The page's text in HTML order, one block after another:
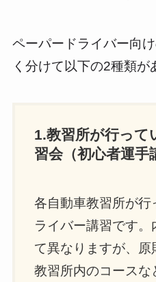
ペーパードライバー向
く分けて以下の2種類が
1.教習所が行って
習会（初心者運手
各自動車教習所が行
ライバー講習です
て異なりますが、原
教習所内のコースな